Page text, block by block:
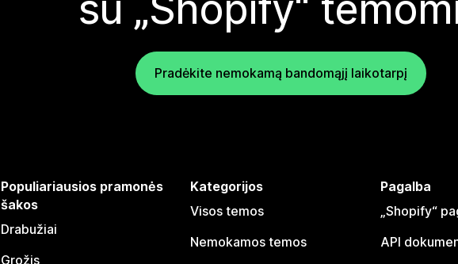
Pradėkite nemokamą bandomąjį laikotarpį
Populiariausios pramonės
šakos
Drabužiai
Grožis
Kategorijos
Visos temos
Nemokamos temos
Pagalba
„Shopify“
API